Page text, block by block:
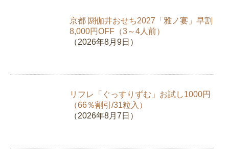
京都 閼伽井おせち2027「雅ノ宴」早割
8,000円OFF（3～4人前）
（2026年8月9日）
リフレ「ぐっすりずむ」お試し1000円
（66％割引/31粒入）
（2026年8月7日）